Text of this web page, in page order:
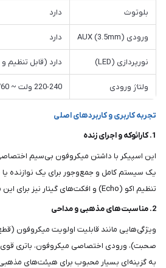
بلوتوث دارد
ورودی AUX (3.5mm) دارد
نورپردازی (LED) دارد (قابل
ولتاژ ورودی 220-240 ولت ~ 50/60 هرتز
تجربه کاربری و کاربردهای اصلی
1. کارائوکه و اجرای زنده
این اسپیکر با داشتن میکروفون بی‌سیم اختصاصی
یک سیستم کامل و جمع‌وجور برای یک نوازنده یا
تنظیم اکو (Echo) و افکت‌های گیتار نیز برای این منظور طراحی شده است.
2. مناسبت‌های مذهبی و مداحی
ویژگی‌هایی مانند قابلیت اولویت میکروفون
صحبت)، ورودی اختصاصی میکروفون، باتری قوی
به گزینه‌ای بسیار محبوب برای هیئت‌های